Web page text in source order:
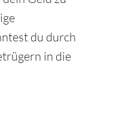
du durch
in die